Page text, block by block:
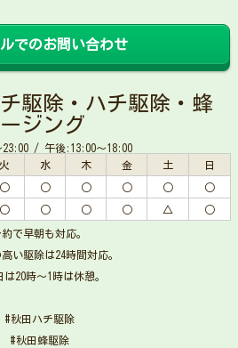
でのお問い合わせ
駆除・ハチ駆除・蜂
ジング
23:00 / 午後:13:00～18:00
火 水 木 金 土 日
○ ○ ○ ○ ○ ○
○ ○ ○ ○ △ ○
で早朝も対応。
い駆除は24時間対応。
は20時〜1時は休憩。
#秋田ハチ駆除
#秋田蜂駆除